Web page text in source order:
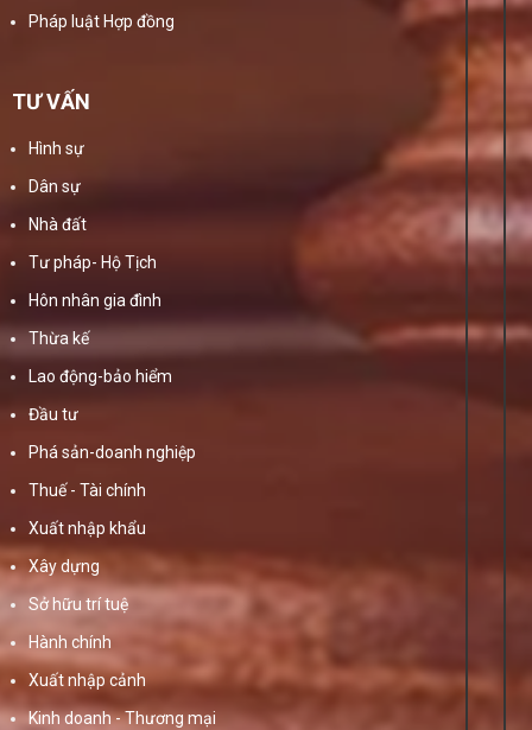
Pháp luật Hợp đồng
TƯ VẤN
Hình sự
Dân sự
Nhà đất
Tư pháp- Hộ Tịch
Hôn nhân gia đình
Thừa kế
Lao động-bảo hiểm
Đầu tư
Phá sản-doanh nghiệp
Thuế - Tài chính
Xuất nhập khẩu
Xây dựng
Sở hữu trí tuệ
Hành chính
Xuất nhập cảnh
Kinh doanh - Thương mại